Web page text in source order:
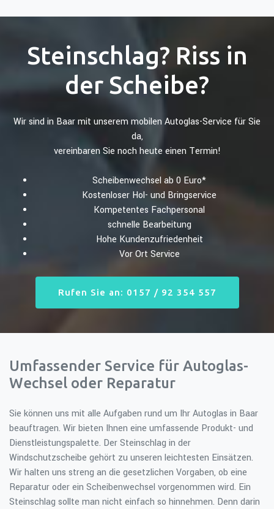
Steinschlag? Riss in
der Scheibe?
Wir sind in Baar mit unserem mobilen Autoglas-Service für Sie
da,
vereinbaren Sie noch heute einen Termin!
Scheibenwechsel ab 0 Euro*
Kostenloser Hol- und Bringservice
Kompetentes Fachpersonal
schnelle Bearbeitung
Hohe Kundenzufriedenheit
Vor Ort Service
Rufen Sie an: 0157 / 92 354 557
Umfassender Service für Autoglas-
Wechsel oder Reparatur
Sie können uns mit alle Aufgaben rund um Ihr Autoglas in Baar
beauftragen. Wir bieten Ihnen eine umfassende Produkt- und
Dienstleistungspalette. Der Steinschlag in der
Windschutzscheibe gehört zu unseren leichtesten Einsätzen.
Wir halten uns streng an die gesetzlichen Vorgaben, ob eine
Reparatur oder ein Scheibenwechsel vorgenommen wird. Ein
Steinschlag sollte man nicht einfach so hinnehmen. Denn darin